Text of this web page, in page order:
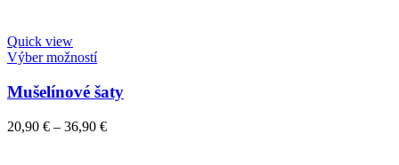
Quick view
Výber možností
Mušelínové šaty
20,90 € – 36,90 €